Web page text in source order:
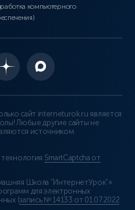
компьютерного
сайт interneturok.ru является
Любые другие сайты не
источником
SmartCaptcha от
Школа “ИнтернетУрок”»
для электронных
(запись № 14133 от 01.07.2022